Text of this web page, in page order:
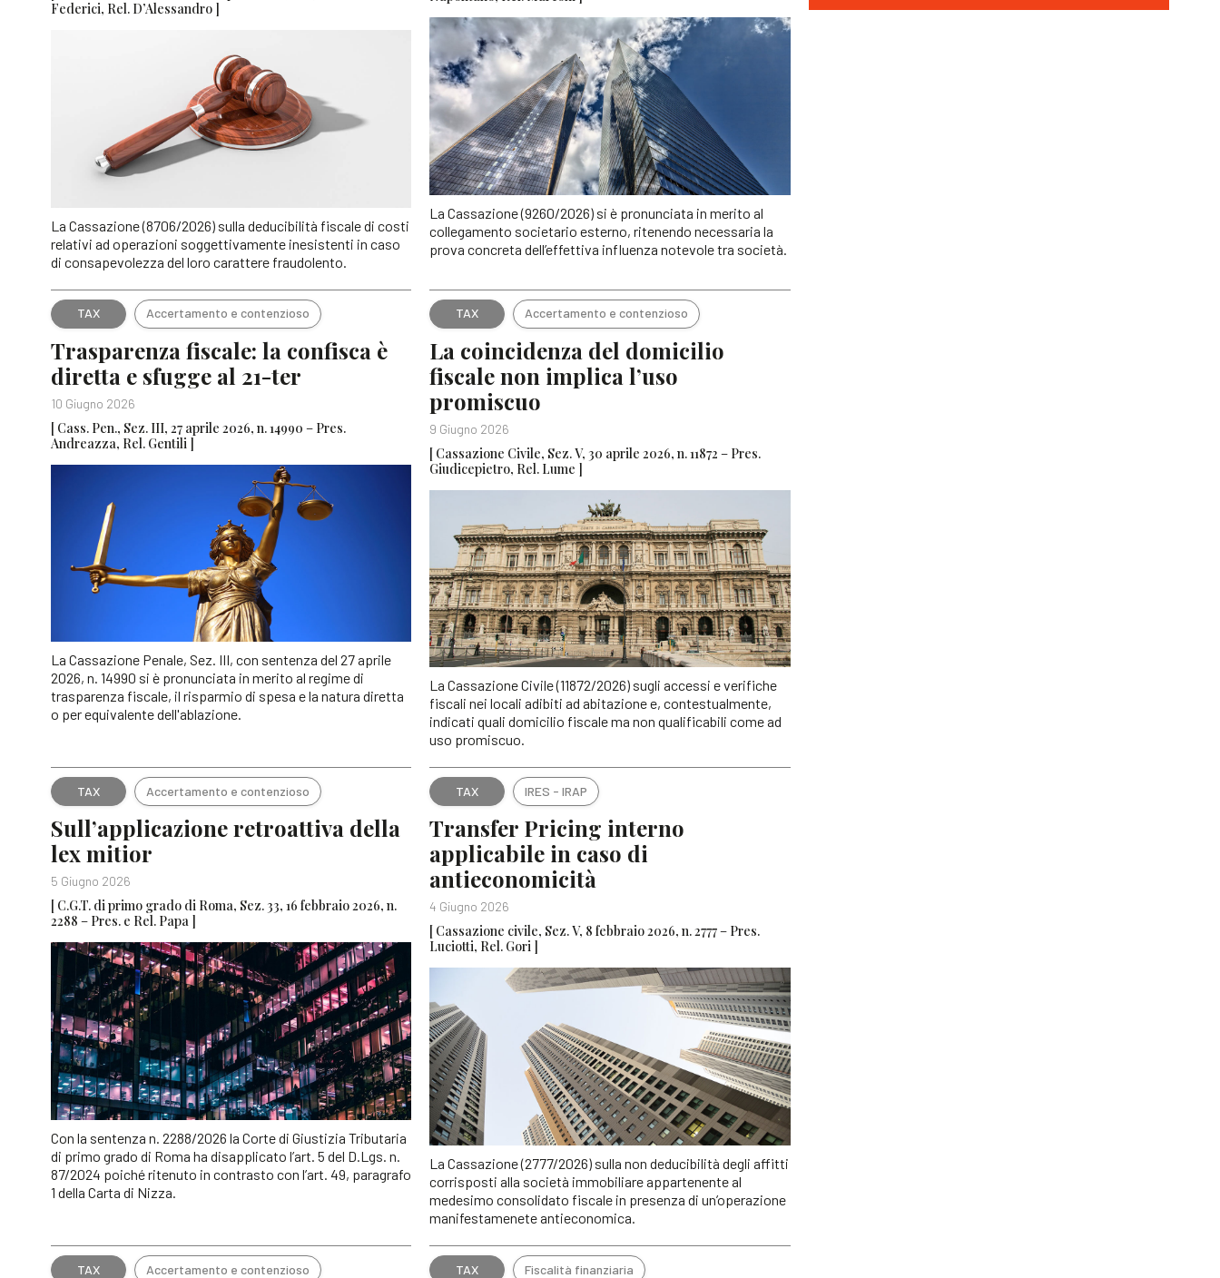
Federici, Rel. D’Alessandro ]
La Cassazione (8706/2026) sulla deducibilità fiscale di costi
relativi ad operazioni soggettivamente inesistenti in caso
di consapevolezza del loro carattere fraudolento.
La Cassazione (9260/2026) si è pronunciata in merito al
collegamento societario esterno, ritenendo necessaria la
prova concreta dell’effettiva influenza notevole tra società.
TAX Accertamento e contenzioso
Trasparenza fiscale: la confisca è
diretta e sfugge al 21-ter
10 Giugno 2026
[ Cass. Pen., Sez. III, 27 aprile 2026, n. 14990 – Pres.
Andreazza, Rel. Gentili ]
La Cassazione Penale, Sez. III, con sentenza del 27 aprile
2026, n. 14990 si è pronunciata in merito al regime di
trasparenza fiscale, il risparmio di spesa e la natura diretta
o per equivalente dell'ablazione.
TAX Accertamento e contenzioso
La coincidenza del domicilio
fiscale non implica l’uso
promiscuo
9 Giugno 2026
[ Cassazione Civile, Sez. V, 30 aprile 2026, n. 11872 – Pres.
Giudicepietro, Rel. Lume ]
La Cassazione Civile (11872/2026) sugli accessi e verifiche
fiscali nei locali adibiti ad abitazione e, contestualmente,
indicati quali domicilio fiscale ma non qualificabili come ad
uso promiscuo.
TAX Accertamento e contenzioso
Sull’applicazione retroattiva della
lex mitior
5 Giugno 2026
[ C.G.T. di primo grado di Roma, Sez. 33, 16 febbraio 2026, n.
2288 – Pres. e Rel. Papa ]
Con la sentenza n. 2288/2026 la Corte di Giustizia Tributaria
di primo grado di Roma ha disapplicato l’art. 5 del D.Lgs. n.
87/2024 poiché ritenuto in contrasto con l’art. 49, paragrafo
1 della Carta di Nizza.
TAX IRES - IRAP
Transfer Pricing interno
applicabile in caso di
antieconomicità
4 Giugno 2026
[ Cassazione civile, Sez. V, 8 febbraio 2026, n. 2777 – Pres.
Luciotti, Rel. Gori ]
La Cassazione (2777/2026) sulla non deducibilità degli affitti
corrisposti alla società immobiliare appartenente al
medesimo consolidato fiscale in presenza di un’operazione
manifestamenete antieconomica.
TAX Accertamento e contenzioso TAX Fiscalità finanziaria